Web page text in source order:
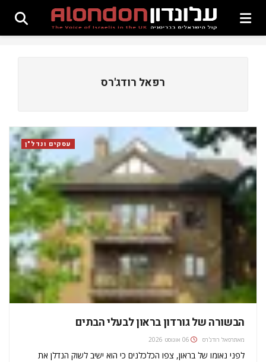
רפאל רודג'רס
עסקים ונדל"ן
הבשורה של גורדון בראון לבעלי הבתים
מאתרפאל רודג'רס 06 אוגוסט 2026
לפני נאומו של בראון, צפו הכלכלנים כי הוא ישיב לשוק הנדלן את